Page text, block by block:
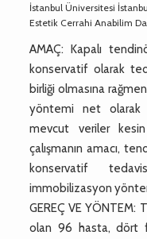
İstanbul Üniversitesi
Estetik Cerrahi Anabilim
AMAÇ: Kapalı
konservatif olarak
birliği olmasına
yöntemi net olarak
mevcut veriler
çalışmanın amacı,
konservatif
immobilizasyon
GEREÇ VE YÖNTEM:
olan 96 hasta, dört